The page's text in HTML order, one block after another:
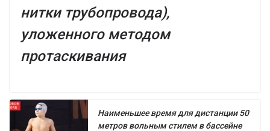
нитки трубопровода),
уложенного методом
протаскивания
Наименьшее время для дистанции 50
метров вольным стилем в бассейне